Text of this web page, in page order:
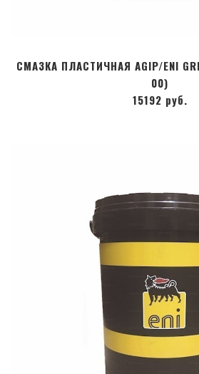
СМАЗКА ПЛАСТИЧНАЯ AGIP/ENI
00)
15192 руб.